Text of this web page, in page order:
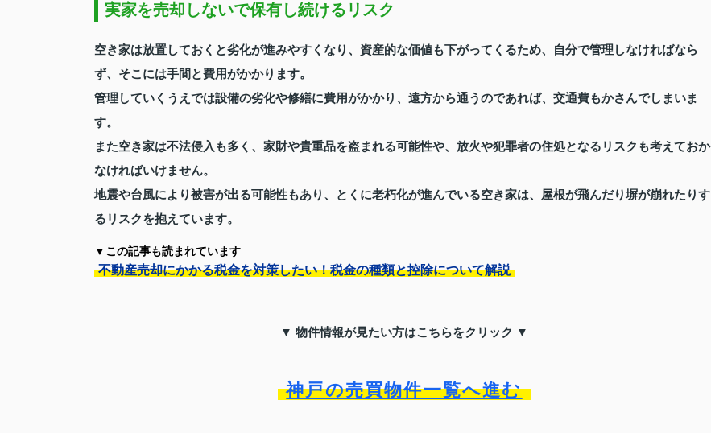
実家を売却しないで保有し続けるリスク
空き家は放置しておくと劣化が進みやすくなり、資産的な価値も下がってくるため、自分で管理しなければなら
ず、そこには手間と費用がかかります。
管理していくうえでは設備の劣化や修繕に費用がかかり、遠方から通うのであれば、交通費もかさんでしまいま
す。
また空き家は不法侵入も多く、家財や貴重品を盗まれる可能性や、放火や犯罪者の住処となるリスクも考えておか
なければいけません。
地震や台風により被害が出る可能性もあり、とくに老朽化が進んでいる空き家は、屋根が飛んだり塀が崩れたりす
るリスクを抱えています。
▼この記事も読まれています
不動産売却にかかる税金を対策したい！税金の種類と控除について解説
▼ 物件情報が見たい方はこちらをクリック ▼
神戸の売買物件一覧へ進む